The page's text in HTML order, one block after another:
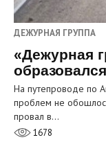
ДЕЖУРНАЯ ГРУППА
«Дежурная
На путепроводе по
проблем не
провал в…
1678